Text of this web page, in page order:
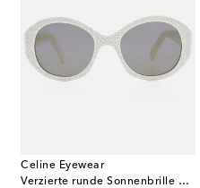
Celine Eyewear
Verzierte runde Sonnenbrille Bold 3 Dots